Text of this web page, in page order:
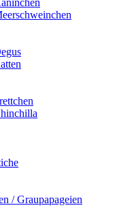
/ Graupapageien